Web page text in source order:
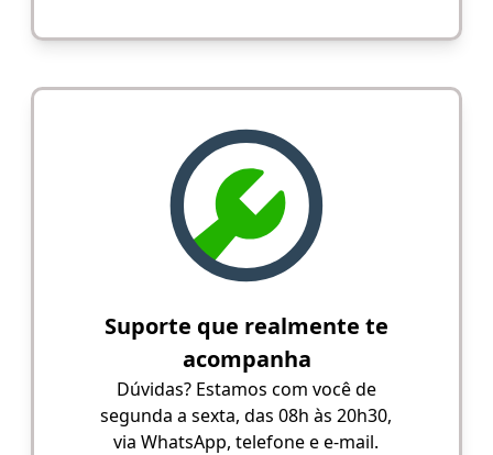
Suporte que realmente te
acompanha
Dúvidas? Estamos com você de
segunda a sexta, das 08h às 20h30,
via WhatsApp, telefone e e-mail.